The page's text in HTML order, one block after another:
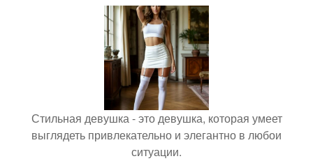
Стильная девушка - это девушка, которая умеет
выглядеть привлекательно и элегантно в любои
ситуации.